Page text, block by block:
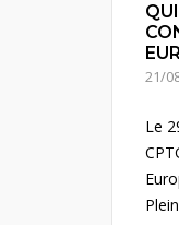
21/
Le